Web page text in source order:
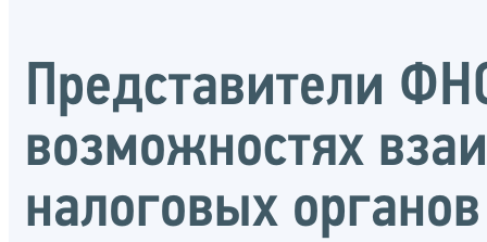
Представители
возможностях
налоговых органов